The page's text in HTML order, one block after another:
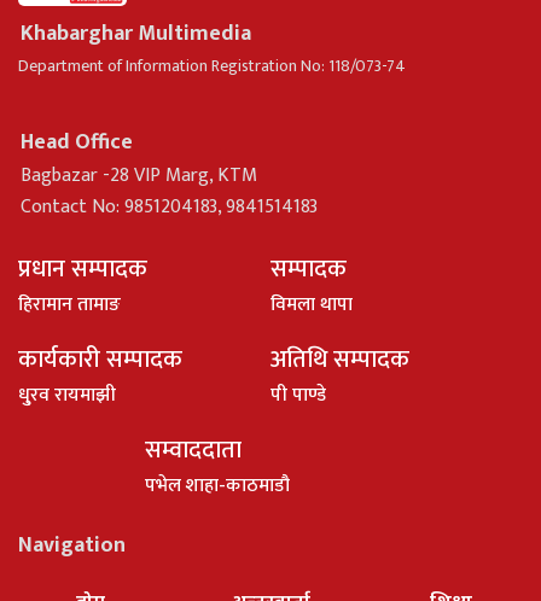
Khabarghar Multimedia
Department of Information Registration No: 118/073-74
Head Office
Bagbazar -28 VIP Marg, KTM
Contact No: 9851204183, 9841514183
प्रधान सम्पादक
हिरामान तामाङ
सम्पादक
विमला थापा
कार्यकारी सम्पादक
धु्रव रायमाझी
अतिथि सम्पादक
पी पाण्डे
सम्वाददाता
पभेल शाहा-काठमाडौ
Navigation